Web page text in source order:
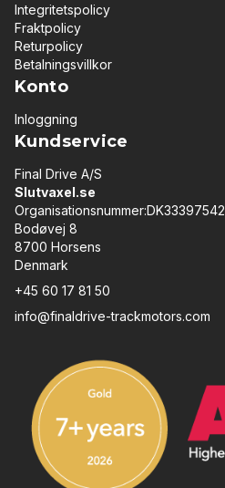
Integritetspolicy
Fraktpolicy
Returpolicy
Betalningsvillkor
Konto
Inloggning
Kundservice
Final Drive A/S
Slutvaxel.se
Organisationsnummer:DK33397542
Bodøvej 8
8700 Horsens
Denmark
+45 60 17 81 50
info@finaldrive-trackmotors.com